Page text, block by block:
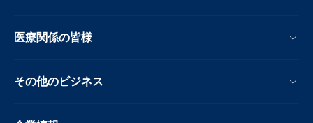
医療関係の皆様
その他のビジネス